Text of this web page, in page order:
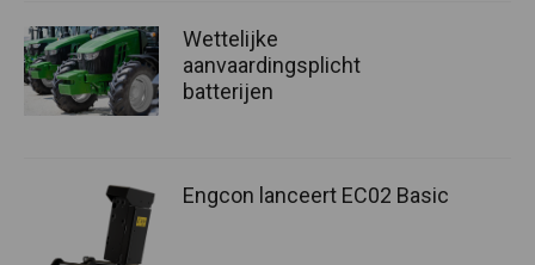
Wettelijke
aanvaardingsplicht
batterijen
Engcon lanceert EC02 Basic